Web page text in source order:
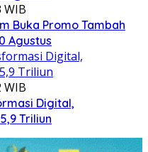
WIB
Buka Promo Tambah
Agustus
WIB
Digital,
Triliun